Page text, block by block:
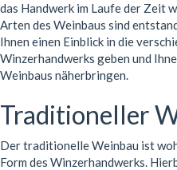
das Handwerk im Laufe der Zeit
Arten des Weinbaus sind
Ihnen einen Einblick in die
Winzerhandwerks geben und
Weinbaus näherbringen.
Traditioneller
Der traditionelle Weinbau ist
Form des Winzerhandwerks.